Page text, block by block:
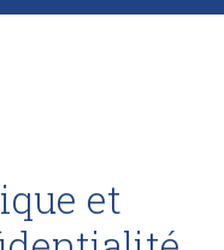
et